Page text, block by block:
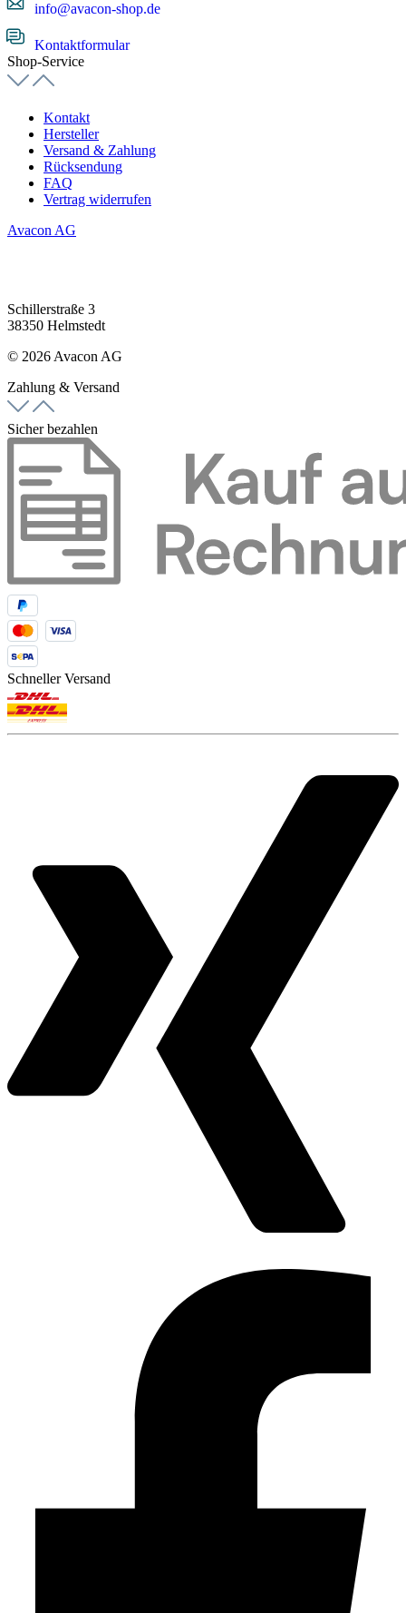
info@avacon-shop.de
Kontaktformular
Shop-Service
Kontakt
Hersteller
Versand & Zahlung
Rücksendung
FAQ
Vertrag widerrufen
Avacon AG
Schillerstraße 3
38350 Helmstedt
© 2026 Avacon AG
Zahlung & Versand
Sicher bezahlen
Schneller Versand